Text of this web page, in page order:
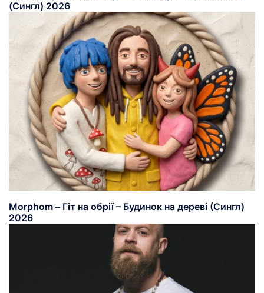
(Сингл) 2026
Morphom – Гіт на обрії – Будинок на дереві (Сингл)
2026